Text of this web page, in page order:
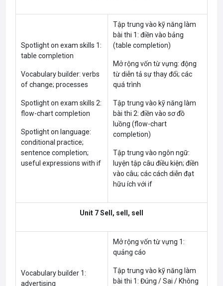
Spotlight on exam skills 1:
table completion
Vocabulary builder: verbs
of change; processes
Spotlight on exam skills 2:
flow-chart completion
Spotlight on language:
conditional practice;
sentence completion;
useful expressions with if
Tập trung vào kỹ năng làm
bài thi 1: điền vào bảng
(table completion)
Mở rộng vốn từ vựng: động
từ diễn tả sự thay đổi; các
quá trình
Tập trung vào kỹ năng làm
bài thi 2: điền vào sơ đồ
luồng (flow-chart
completion)
Tập trung vào ngôn ngữ:
luyện tập câu điều kiện; điền
vào câu; các cách diễn đạt
hữu ích với if
Unit 7 Sell, sell, sell
Vocabulary builder 1:
advertising
Mở rộng vốn từ vựng 1:
quảng cáo
Tập trung vào kỹ năng làm
bài thi 1: Đúng / Sai / Không